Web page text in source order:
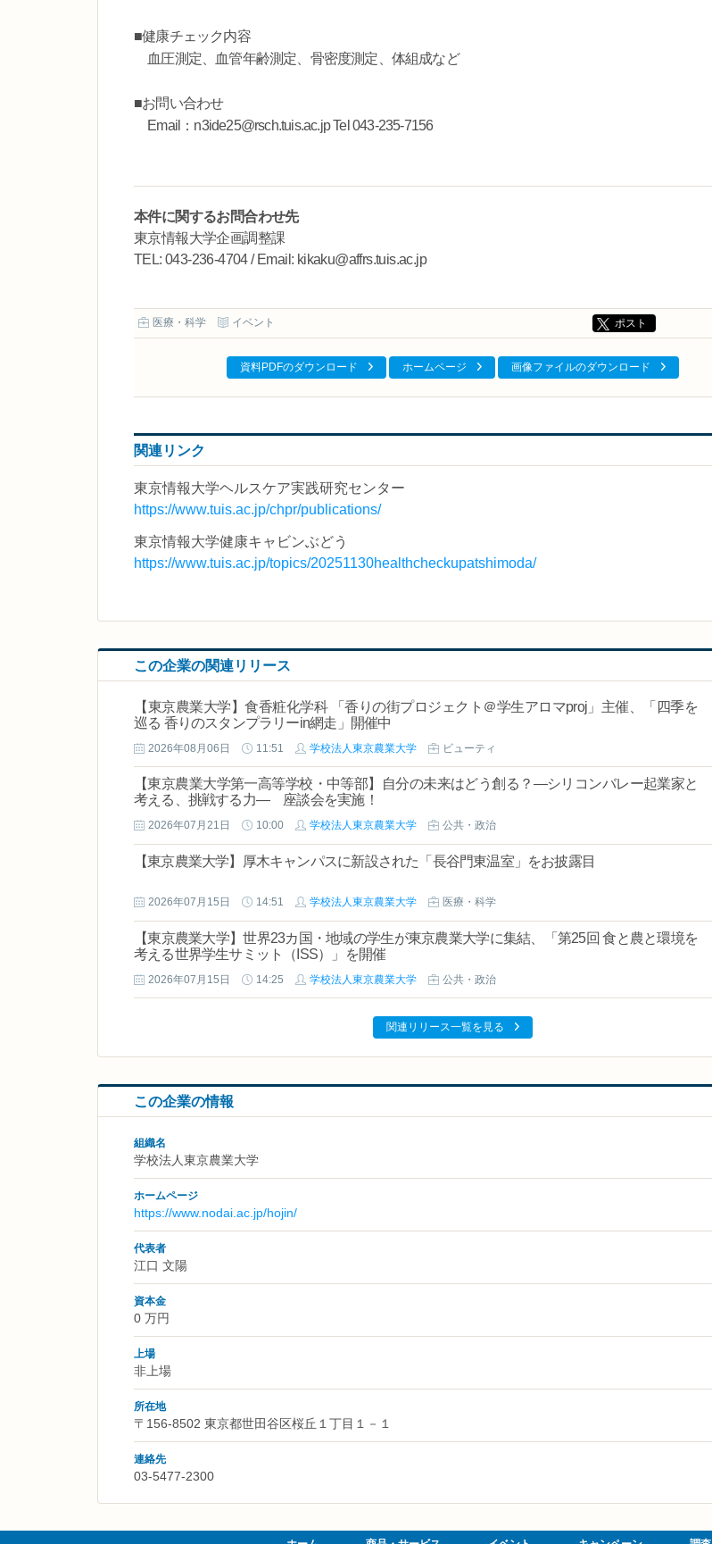
■健康チェック内容
血圧測定、血管年齢測定、骨密度測定、体組成など
■お問い合わせ
Email：n3ide25@rsch.tuis.ac.jp Tel 043-235-7156
本件に関するお問合わせ先
東京情報大学企画調整課
TEL: 043-236-4704 / Email: kikaku@affrs.tuis.ac.jp
医療・科学 イベント ポスト
資料PDFのダウンロード ホームページ 画像ファイルのダウンロード
関連リンク
東京情報大学ヘルスケア実践研究センター
https://www.tuis.ac.jp/chpr/publications/
東京情報大学健康キャビンぶどう
https://www.tuis.ac.jp/topics/20251130healthcheckupatshimoda/
この企業の関連リリース
【東京農業大学】食香粧化学科 「香りの街プロジェクト＠学生アロマproj」主催、「四季を
巡る 香りのスタンプラリーin網走」開催中
2026年08月06日 11:51 学校法人東京農業大学 ビューティ
【東京農業大学第一高等学校・中等部】自分の未来はどう創る？―シリコンバレー起業家と
考える、挑戦する力― 座談会を実施！
2026年07月21日 10:00 学校法人東京農業大学 公共・政治
【東京農業大学】厚木キャンパスに新設された「長谷門東温室」をお披露目
2026年07月15日 14:51 学校法人東京農業大学 医療・科学
【東京農業大学】世界23カ国・地域の学生が東京農業大学に集結、「第25回 食と農と環境を
考える世界学生サミット（ISS）」を開催
2026年07月15日 14:25 学校法人東京農業大学 公共・政治
関連リリース一覧を見る
この企業の情報
組織名
学校法人東京農業大学
ホームページ
https://www.nodai.ac.jp/hojin/
代表者
江口 文陽
資本金
0 万円
上場
非上場
所在地
〒156-8502 東京都世田谷区桜丘１丁目１－１
連絡先
03-5477-2300